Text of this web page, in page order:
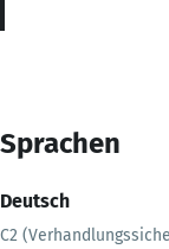
Sprachen
Deutsch
C2